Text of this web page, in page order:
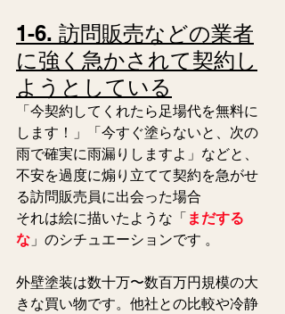
1-6. 訪問販売などの業者
に強く急かされて契約し
ようとしている
「今契約してくれたら足場代を無料に
します！」「今すぐ塗らないと、次の
雨で確実に雨漏りしますよ」などと、
不安を過度に煽り立てて契約を急がせ
る訪問販売員に出会った場合
それは絵に描いたような「 まだする
な 」のシチュエーションです 。
外壁塗装は数十万〜数百万円規模の大
きな買い物です。他社との比較や冷静